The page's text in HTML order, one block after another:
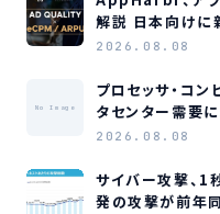
解説 日本向けに
2026.08.08
No Image
プロセッサ・コン
タセンター需要
模へ成長か
2026.08.08
サイバー攻撃、
発の攻撃が前年